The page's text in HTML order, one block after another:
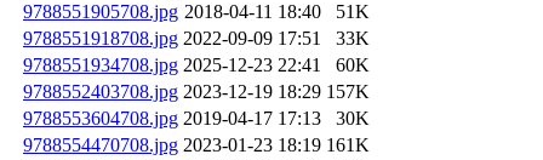
9788551905708.jpg 2018-04-11 18:40
51K
9788551918708.jpg 2022-09-09 17:51
33K
9788551934708.jpg 2025-12-23 22:41
60K
9788552403708.jpg 2023-12-19 18:29 157K
9788553604708.jpg 2019-04-17 17:13
30K
9788554470708.jpg 2023-01-23 18:19 161K